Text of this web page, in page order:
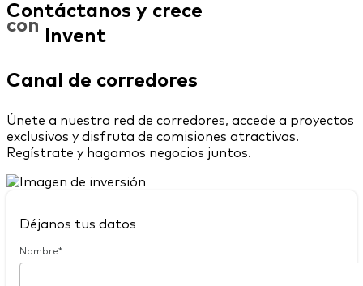
Contáctanos y crece
con
Invent
Canal de corredores
Únete a nuestra red de corredores, accede a proyectos
exclusivos y disfruta de comisiones atractivas.
Regístrate y hagamos negocios juntos.
Déjanos tus datos
Nombre*